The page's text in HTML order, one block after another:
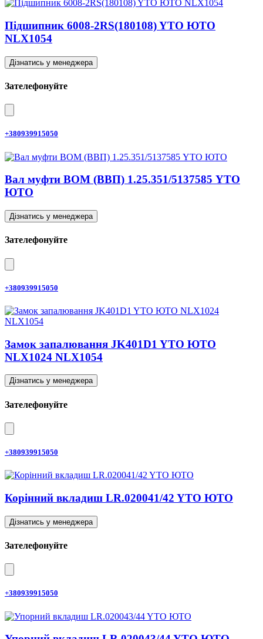
Підшипник 6008-2RS(180108) YTO ЮТО
NLX1054
Дізнатись у менеджера
Зателефонуйте
+380939915050
Вал муфти ВОМ (ВВП) 1.25.351/5137585 YTO
ЮТО
Дізнатись у менеджера
Зателефонуйте
+380939915050
Замок запалювання JK401D1 YTO ЮТО
NLX1024 NLX1054
Дізнатись у менеджера
Зателефонуйте
+380939915050
Корінний вкладиш LR.020041/42 YTO ЮТО
Дізнатись у менеджера
Зателефонуйте
+380939915050